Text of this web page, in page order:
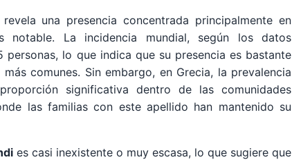
una presencia concentrada principalmente en
notable. La incidencia mundial, según los datos
personas, lo que indica que su presencia es bastante
comunes. Sin embargo, en Grecia, la prevalencia
significativa dentro de las comunidades
las familias con este apellido han mantenido su
es casi inexistente o muy escasa, lo que sugiere que